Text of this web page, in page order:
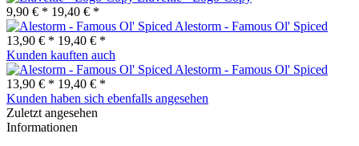
9,90 € * 19,40 € *
Alestorm - Famous Ol' Spiced
13,90 € * 19,40 € *
Kunden kauften auch
Alestorm - Famous Ol' Spiced
13,90 € * 19,40 € *
Kunden haben sich ebenfalls angesehen
Zuletzt angesehen
Informationen